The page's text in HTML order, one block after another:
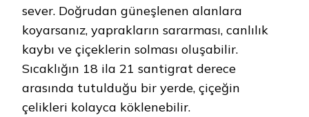
sever. Doğrudan güneşlenen alanlara
koyarsanız, yaprakların sararması, canlılık
kaybı ve çiçeklerin solması oluşabilir.
Sıcaklığın 18 ila 21 santigrat derece
arasında tutulduğu bir yerde, çiçeğin
çelikleri kolayca köklenebilir.